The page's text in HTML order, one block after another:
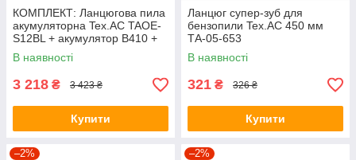
КОМПЛЕКТ: Ланцюгова пила
акумуляторна Tex.AC TAOE-
S12BL + акумулятор B410 +
зарядний пристрій C2
В наявності
3 218 ₴ 3 423 ₴
Купити
Ланцюг супер-зуб для
бензопили Tex.AC 450 мм
ТА-05-653
В наявності
321 ₴ 326 ₴
Купити
–2% –2%